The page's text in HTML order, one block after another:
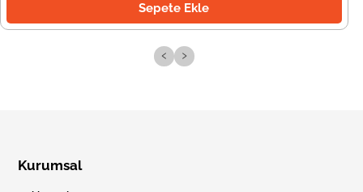
Sepete Ekle
‹ ›
Kurumsal